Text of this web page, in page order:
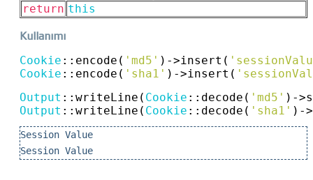
return this
Kullanımı
Cookie :: encode( 'md5' ) ->insert(
Cookie :: encode( 'sha1' ) ->insert(
Output :: writeLine( Cookie :: decode( 'md5' ) ->
Output :: writeLine( Cookie :: decode( 'sha1' ) ->
Session Value
Session Value